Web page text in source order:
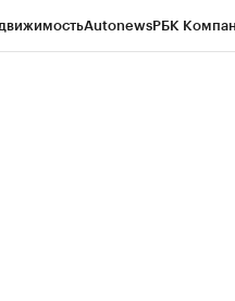
AutonewsРБК